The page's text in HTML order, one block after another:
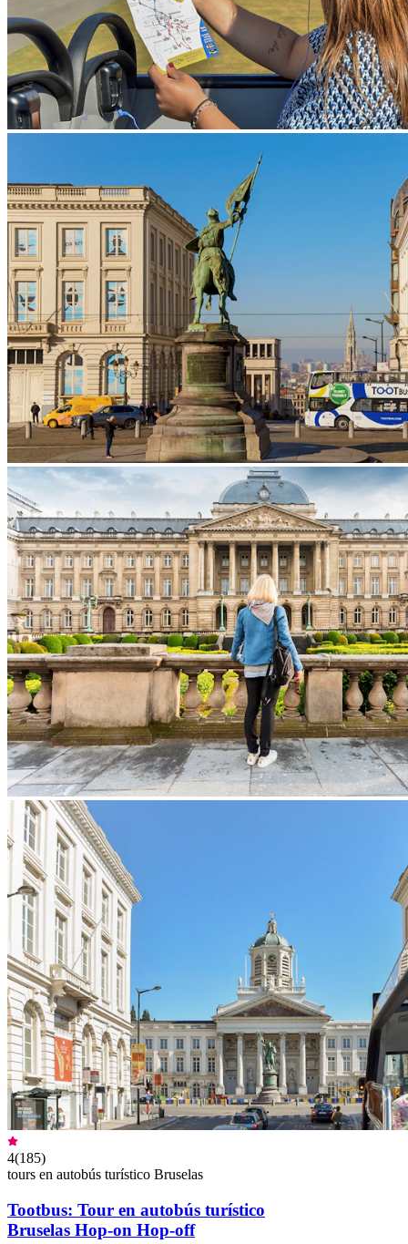
4(185)
tours en autobús turístico Bruselas
Tootbus: Tour en autobús turístico
Bruselas Hop-on Hop-off